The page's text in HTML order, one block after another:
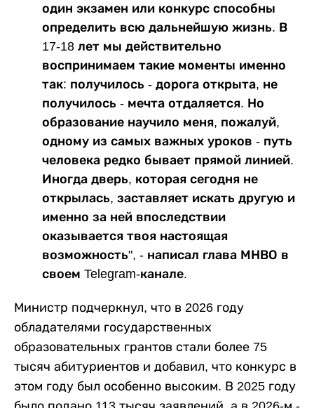
один экзамен или конкурс способны
определить всю дальнейшую жизнь. В
17-18 лет мы действительно
воспринимаем такие моменты именно
так: получилось - дорога открыта, не
получилось - мечта отдаляется. Но
образование научило меня, пожалуй,
одному из самых важных уроков - путь
человека редко бывает прямой линией.
Иногда дверь, которая сегодня не
открылась, заставляет искать другую и
именно за ней впоследствии
оказывается твоя настоящая
возможность", - написал глава МНВО в
своем Telegram-канале.
Министр подчеркнул, что в 2026 году
обладателями государственных
образовательных грантов стали более 75
тысяч абитуриентов и добавил, что конкурс в
этом году был особенно высоким. В 2025 году